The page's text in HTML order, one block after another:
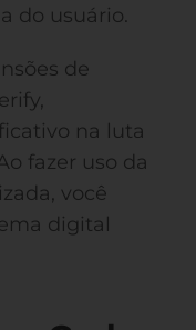
do usuário.
de
na luta
fazer uso da
você
digital